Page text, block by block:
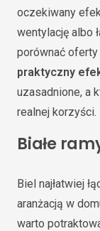
oczekiwany
wentylację albo
porównać oferty
praktyczny
uzasadnione, a
realnej korzyści.
Białe
Biel najłatwiej
aranżacją w
warto